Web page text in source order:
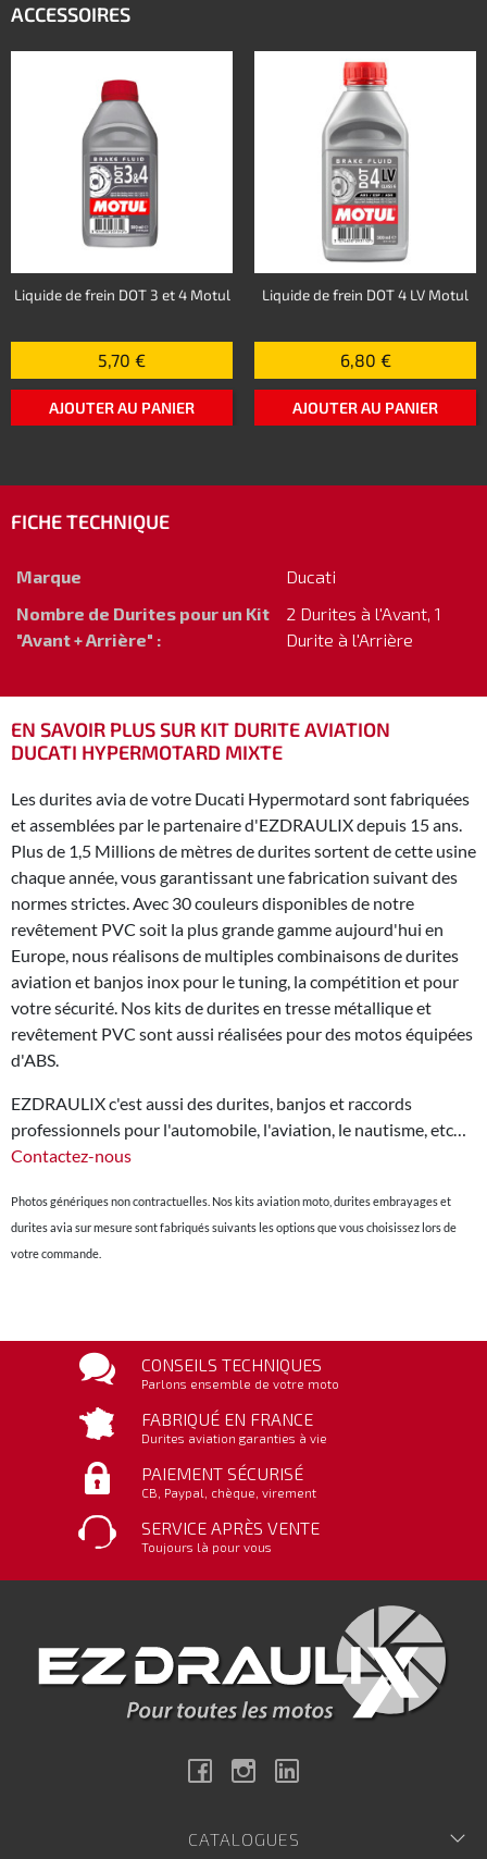
ACCESSOIRES
Liquide de frein DOT 3 et 4 Motul
5,70 €
AJOUTER AU PANIER
Liquide de frein DOT 4 LV Motul
6,80 €
AJOUTER AU PANIER
FICHE TECHNIQUE
Marque
Ducati
Nombre de Durites pour un Kit
"Avant + Arrière" :
2 Durites à l'Avant, 1
Durite à l'Arrière
EN SAVOIR PLUS SUR KIT DURITE AVIATION
DUCATI HYPERMOTARD MIXTE
Les durites avia de votre Ducati Hypermotard sont fabriquées
et assemblées par le partenaire d'EZDRAULIX depuis 15 ans.
Plus de 1,5 Millions de mètres de durites sortent de cette usine
chaque année, vous garantissant une fabrication suivant des
normes strictes. Avec 30 couleurs disponibles de notre
revêtement PVC soit la plus grande gamme aujourd'hui en
Europe, nous réalisons de multiples combinaisons de durites
aviation et banjos inox pour le tuning, la compétition et pour
votre sécurité. Nos kits de durites en tresse métallique et
revêtement PVC sont aussi réalisées pour des motos équipées
d'ABS.
EZDRAULIX c'est aussi des durites, banjos et raccords
professionnels pour l'automobile, l'aviation, le nautisme, etc…
Contactez-nous
Photos génériques non contractuelles. Nos kits aviation moto, durites embrayages et
durites avia sur mesure sont fabriqués suivants les options que vous choisissez lors de
votre commande.
CONSEILS TECHNIQUES
Parlons ensemble de votre moto
FABRIQUÉ EN FRANCE
Durites aviation garanties à vie
PAIEMENT SÉCURISÉ
CB, Paypal, chèque, virement
SERVICE APRÈS VENTE
Toujours là pour vous
FacebookInstagram
CATALOGUES